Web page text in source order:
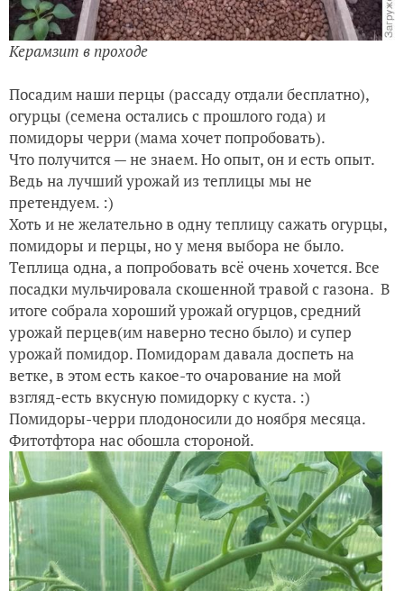
Керамзит в проходе
Посадим наши перцы (рассаду отдали бесплатно),
огурцы (семена остались с прошлого года) и
помидоры черри (мама хочет попробовать).
Что получится — не знаем. Но опыт, он и есть опыт.
Ведь на лучший урожай из теплицы мы не
претендуем. :)
Хоть и не желательно в одну теплицу сажать огурцы,
помидоры и перцы, но у меня выбора не было.
Теплица одна, а попробовать всё очень хочется. Все
посадки мульчировала скошенной травой с газона. В
итоге собрала хороший урожай огурцов, средний
урожай перцев(им наверно тесно было) и супер
урожай помидор. Помидорам давала доспеть на
ветке, в этом есть какое-то очарование на мой
взгляд-есть вкусную помидорку с куста. :)
Помидоры-черри плодоносили до ноября месяца.
Фитотфтора нас обошла стороной.